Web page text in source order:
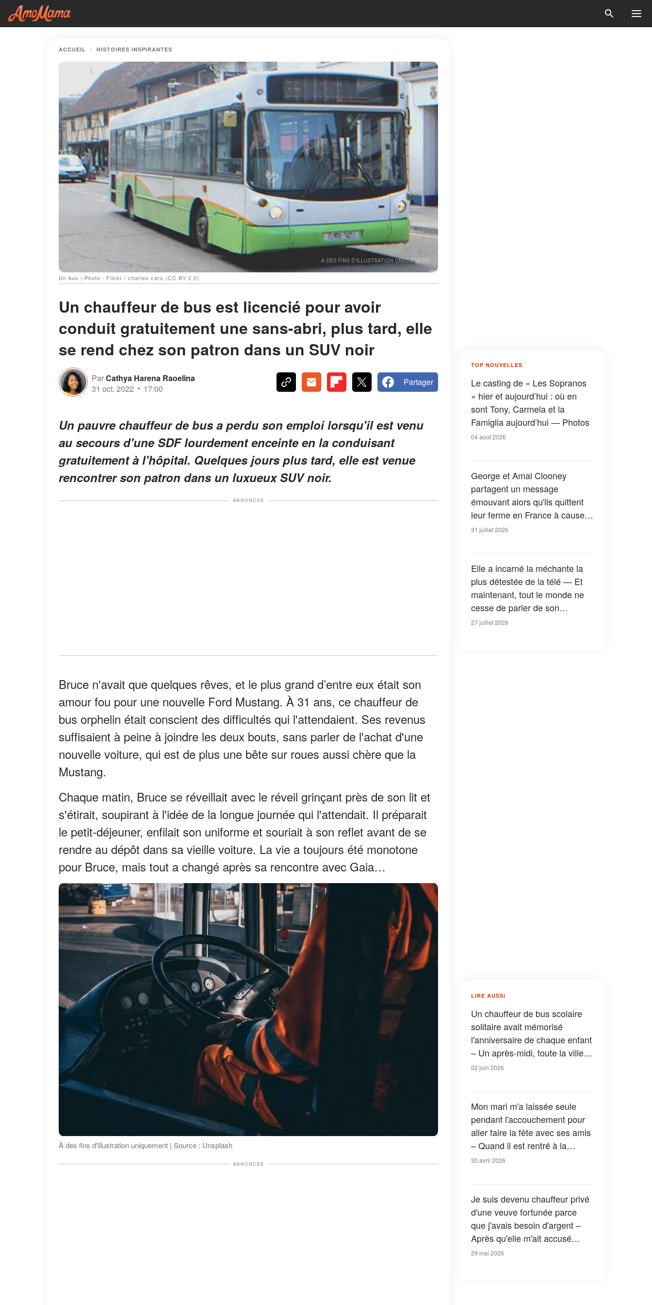
ACCUEIL HISTOIRES INSPIRANTES
Un bus | Photo : Flickr / charles cars (CC BY 2.0)
Un chauffeur de bus est licencié pour avoir
conduit gratuitement une sans-abri, plus tard, elle
se rend chez son patron dans un SUV noir
ParCathya Harena Raoelina
31 oct. 2022
17:00
Partager
Un pauvre chauffeur de bus a perdu son emploi lorsqu'il est venu
au secours d'une SDF lourdement enceinte en la conduisant
gratuitement à l'hôpital. Quelques jours plus tard, elle est venue
rencontrer son patron dans un luxueux SUV noir.
ANNONCES
Bruce n'avait que quelques rêves, et le plus grand d’entre eux était son
amour fou pour une nouvelle Ford Mustang. À 31 ans, ce chauffeur de
bus orphelin était conscient des difficultés qui l'attendaient. Ses revenus
suffisaient à peine à joindre les deux bouts, sans parler de l'achat d'une
nouvelle voiture, qui est de plus une bête sur roues aussi chère que la
Mustang.
Chaque matin, Bruce se réveillait avec le réveil grinçant près de son lit et
s'étirait, soupirant à l'idée de la longue journée qui l'attendait. Il préparait
le petit-déjeuner, enfilait son uniforme et souriait à son reflet avant de se
rendre au dépôt dans sa vieille voiture. La vie a toujours été monotone
pour Bruce, mais tout a changé après sa rencontre avec Gaia…
À des fins d'illustration uniquement | Source : Unsplash
ANNONCES
TOP NOUVELLES
Le casting de « Les Sopranos
» hier et aujourd’hui : où en
sont Tony, Carmela et la
Famiglia aujourd’hui — Photos
04 août 2026
George et Amal Clooney
partagent un message
émouvant alors qu'ils quittent
leur ferme en France à cause
des feux de forêt — Tous les
31 juillet 2026
Elle a incarné la méchante la
plus détestée de la télé — Et
maintenant, tout le monde ne
cesse de parler de son
apparition dans la nouvelle
27 juillet 2026
LIRE AUSSI
Un chauffeur de bus scolaire
solitaire avait mémorisé
l'anniversaire de chaque enfant
– Un après-midi, toute la ville
lui a fait une surprise
02 juin 2026
Mon mari m'a laissée seule
pendant l'accouchement pour
aller faire la fête avec ses amis
– Quand il est rentré à la
maison, ce qu'a fait sa grand-
30 avril 2026
Je suis devenu chauffeur privé
d'une veuve fortunée parce
que j'avais besoin d'argent –
Après qu'elle m'ait accusé
d'avoir volé sa broche en
29 mai 2026